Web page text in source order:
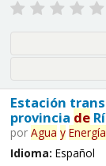
Estación
provincia de
por Agua y Energía
Idioma: Español